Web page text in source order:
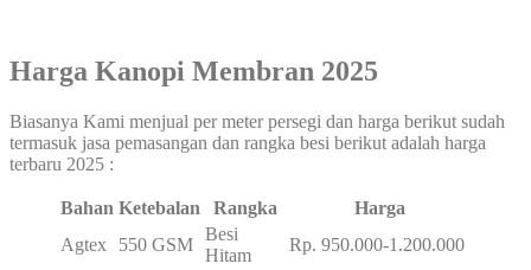
Harga Kanopi Membran 2025
Biasanya Kami menjual per meter persegi dan harga berikut sudah
termasuk jasa pemasangan dan rangka besi berikut adalah harga
terbaru 2025 :
Bahan Ketebalan Rangka
Harga
Agtex
550 GSM
Besi
Hitam
Rp. 950.000-1.200.000